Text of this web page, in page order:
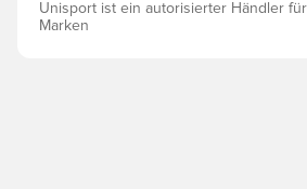
Unisport ist ein autorisierter Händler
Marken